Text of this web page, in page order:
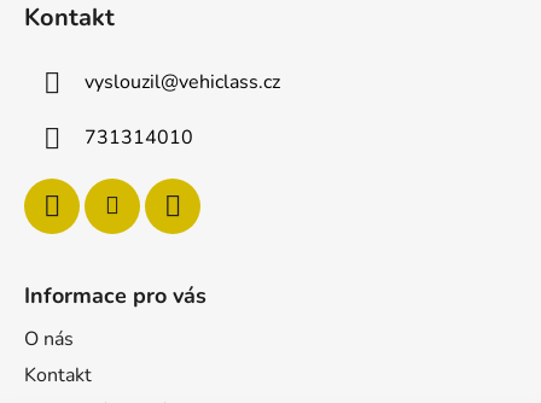
Kontakt
vyslouzil@vehiclass.cz
731314010
Informace pro vás
O nás
Kontakt